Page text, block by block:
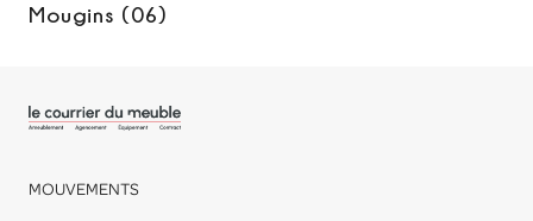
Mougins (06)
MOUVEMENTS